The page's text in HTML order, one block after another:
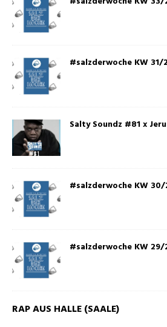
#salzderwoche KW 31/
Salty Soundz #81 x
#salzderwoche KW 30/
#salzderwoche KW 29/
RAP AUS HALLE (SAALE)